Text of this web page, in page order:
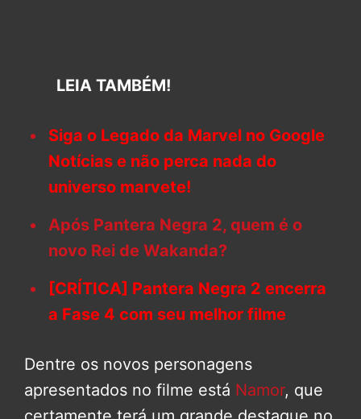
LEIA TAMBÉM!
Siga o Legado da Marvel no Google
Notícias e não perca nada do
universo marvete!
Após Pantera Negra 2, quem é o
novo Rei de Wakanda?
[CRÍTICA] Pantera Negra 2 encerra
a Fase 4 com seu melhor filme
Dentre os novos personagens
apresentados no filme está Namor, que